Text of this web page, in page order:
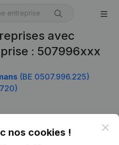
avec
: 507996xxx
(BE 0507.996.225)
nos cookies !